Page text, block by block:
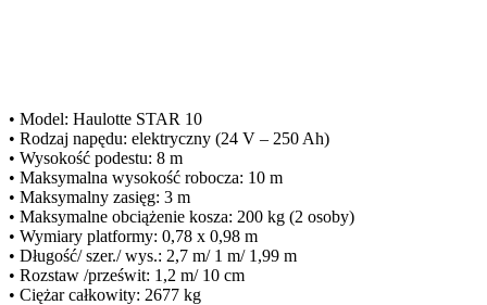
• Model: Haulotte STAR 10
• Rodzaj napędu: elektryczny (24 V – 250 Ah)
• Wysokość podestu: 8 m
• Maksymalna wysokość robocza: 10 m
• Maksymalny zasięg: 3 m
• Maksymalne obciążenie kosza: 200 kg (2 osoby)
• Wymiary platformy: 0,78 x 0,98 m
• Długość/ szer./ wys.: 2,7 m/ 1 m/ 1,99 m
• Rozstaw /prześwit: 1,2 m/ 10 cm
• Ciężar całkowity: 2677 kg